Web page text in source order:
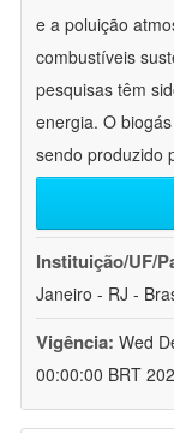
e a poluição
combustíveis
pesquisas têm
energia. O
sendo produzido
Instituição/UF/
Janeiro - RJ -
Vigência: Wed
00:00:00 BRT